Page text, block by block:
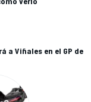
a Viñales en el GP de